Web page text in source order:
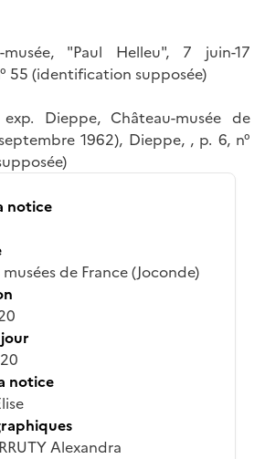
musée, "Paul Helleu", 7 juin-17
55 (identification supposée)
Dieppe, Château-musée de
1962), Dieppe, , p. 6, n°
notice
de France (Joconde)
notice
Alexandra